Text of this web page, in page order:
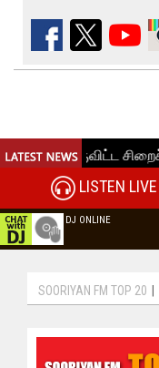
LISTEN LIVE
DJ ONLINE
SOORIYAN FM TOP 20